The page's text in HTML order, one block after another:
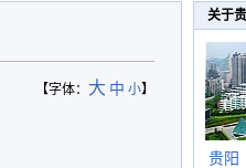
【字体： 大 中 小】
关于
贵阳